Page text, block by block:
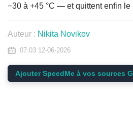
−30 à +45 °C — et quittent enfin le
Auteur : Nikita Novikov
07:03 12-06-2026
Ajouter SpeedMe à vos sources